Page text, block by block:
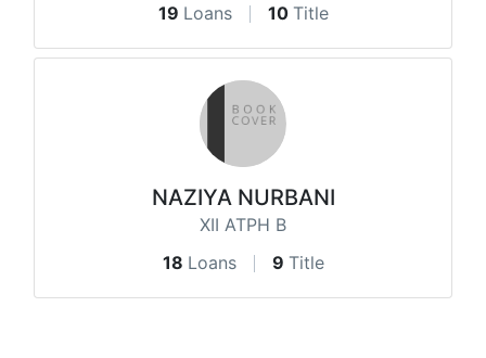
19 Loans 10 Title
NAZIYA NURBANI
XII ATPH B
18 Loans 9 Title